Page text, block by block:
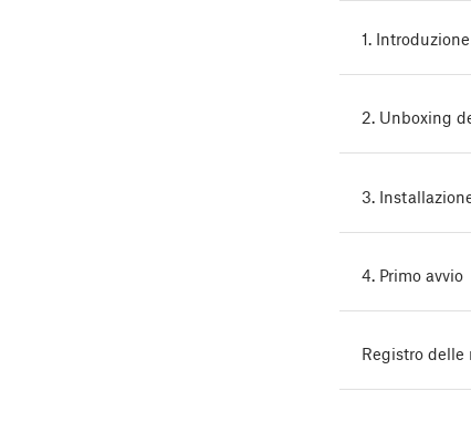
1. Introduzione
2. Unboxing
3.
4. Primo avvio
Registro